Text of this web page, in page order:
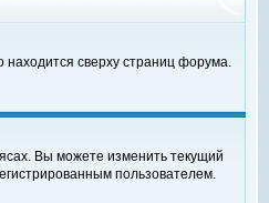
находится сверху страниц форума.
Вы можете изменить текущий
пользователем.